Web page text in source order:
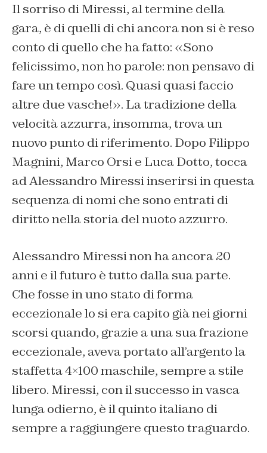
Il sorriso di Miressi, al termine della
gara, è di quelli di chi ancora non si è reso
conto di quello che ha fatto: «Sono
felicissimo, non ho parole: non pensavo di
fare un tempo così. Quasi quasi faccio
altre due vasche!». La tradizione della
velocità azzurra, insomma, trova un
nuovo punto di riferimento. Dopo Filippo
Magnini, Marco Orsi e Luca Dotto, tocca
ad Alessandro Miressi inserirsi in questa
sequenza di nomi che sono entrati di
diritto nella storia del nuoto azzurro.
Alessandro Miressi non ha ancora 20
anni e il futuro è tutto dalla sua parte.
Che fosse in uno stato di forma
eccezionale lo si era capito già nei giorni
scorsi quando, grazie a una sua frazione
eccezionale, aveva portato all’argento la
staffetta 4×100 maschile, sempre a stile
libero. Miressi, con il successo in vasca
lunga odierno, è il quinto italiano di
sempre a raggiungere questo traguardo.